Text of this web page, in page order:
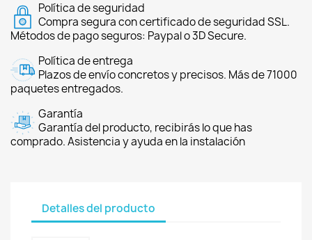
Política de seguridad
Compra segura con certificado de seguridad SSL.
Métodos de pago seguros: Paypal o 3D Secure.
Política de entrega
Plazos de envío concretos y precisos. Más de 71000
paquetes entregados.
Garantía
Garantía del producto, recibirás lo que has
comprado. Asistencia y ayuda en la instalación
Detalles del producto